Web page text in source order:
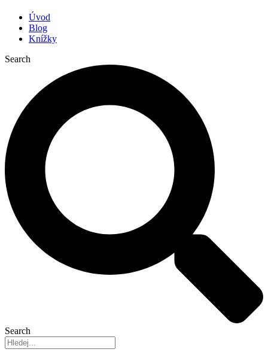
Úvod
Blog
Knížky
Search
Search